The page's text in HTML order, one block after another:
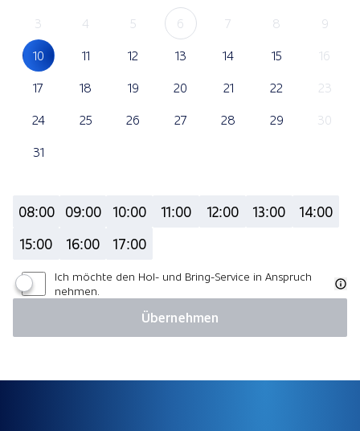
3
4 5 6 7 8
9
10
11 12 13 14 15
16
17
18 19 20 21 22
23
24
25 26 27 28 29
30
31
08:00 09:00 10:00 11:00 12:00 13:00
14:00
15:00
16:00 17:00
Ich möchte den Hol- und Bring-Service in Anspruch
nehmen.
Übernehmen